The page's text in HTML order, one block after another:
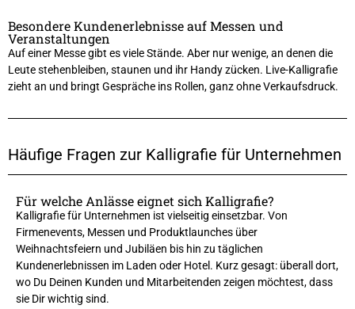
Besondere Kundenerlebnisse auf Messen und
Veranstaltungen
Auf einer Messe gibt es viele Stände. Aber nur wenige, an denen die
Leute stehenbleiben, staunen und ihr Handy zücken. Live-Kalligrafie
zieht an und bringt Gespräche ins Rollen, ganz ohne Verkaufsdruck.
Häufige Fragen zur Kalligrafie für Unternehmen
Für welche Anlässe eignet sich Kalligrafie?
Kalligrafie für Unternehmen ist vielseitig einsetzbar. Von
Firmenevents, Messen und Produktlaunches über
Weihnachtsfeiern und Jubiläen bis hin zu täglichen
Kundenerlebnissen im Laden oder Hotel. Kurz gesagt: überall dort,
wo Du Deinen Kunden und Mitarbeitenden zeigen möchtest, dass
sie Dir wichtig sind.